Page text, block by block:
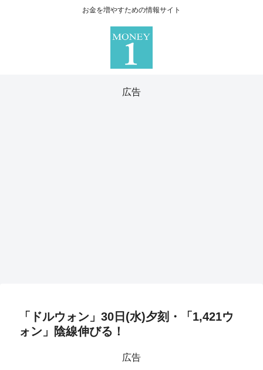
お金を増やすための情報サイト
広告
「ドルウォン」30日(水)夕刻・「1,421ウ
ォン」陰線伸びる！
広告